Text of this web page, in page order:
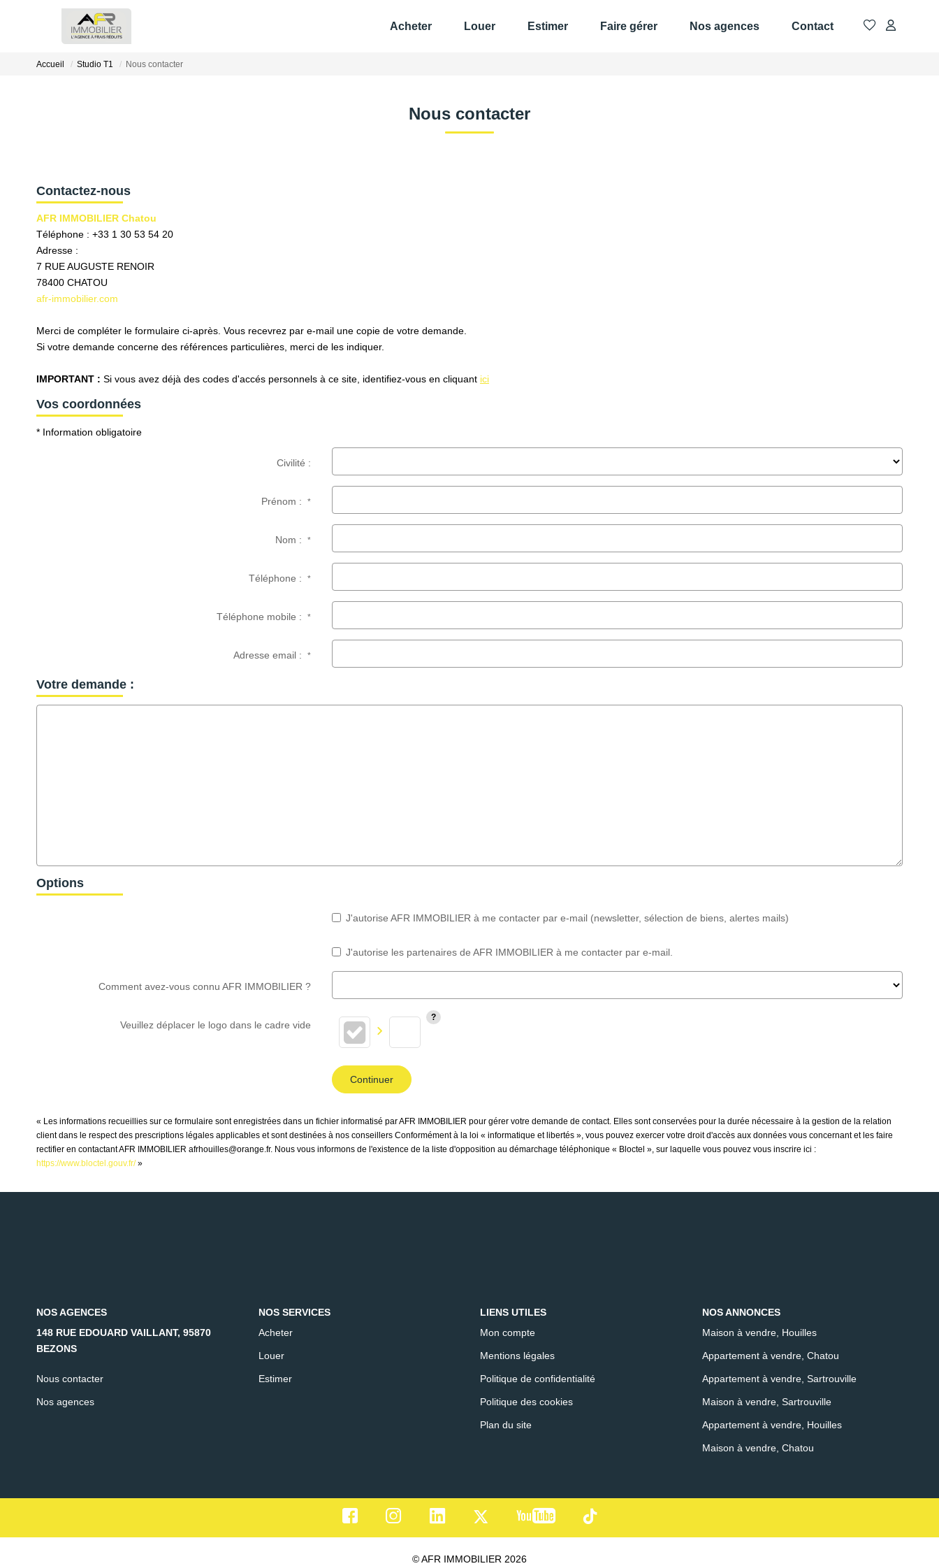
Acheter Louer Estimer Faire gérer Nos agences Contact
Accueil Studio T1 Nous contacter
Nous contacter
Contactez-nous
AFR IMMOBILIER Chatou
Téléphone : +33 1 30 53 54 20
Adresse :
7 RUE AUGUSTE RENOIR
78400 CHATOU
afr-immobilier.com
Merci de compléter le formulaire ci-après. Vous recevrez par e-mail une copie de votre demande.
Si votre demande concerne des références particulières, merci de les indiquer.
IMPORTANT : Si vous avez déjà des codes d'accés personnels à ce site, identifiez-vous en cliquant ici
Vos coordonnées
* Information obligatoire
Civilité :
Prénom :*
Nom :*
Téléphone :*
Téléphone mobile :*
Adresse email :*
Votre demande :
Options
J'autorise AFR IMMOBILIER à me contacter par e-mail (newsletter, sélection de biens, alertes mails)
J'autorise les partenaires de AFR IMMOBILIER à me contacter par e-mail.
Comment avez-vous connu AFR IMMOBILIER ?
Veuillez déplacer le logo dans le cadre vide
Continuer
« Les informations recueillies sur ce formulaire sont enregistrées dans un fichier informatisé par AFR IMMOBILIER pour gérer votre demande de contact. Elles sont conservées pour la durée nécessaire à la gestion de la relation
client dans le respect des prescriptions légales applicables et sont destinées à nos conseillers Conformément à la loi « informatique et libertés », vous pouvez exercer votre droit d'accès aux données vous concernant et les faire
rectifier en contactant AFR IMMOBILIER afrhouilles@orange.fr. Nous vous informons de l'existence de la liste d'opposition au démarchage téléphonique « Bloctel », sur laquelle vous pouvez vous inscrire ici :
https://www.bloctel.gouv.fr/»
NOS AGENCES
148 RUE EDOUARD VAILLANT, 95870
BEZONS
Nous contacter
Nos agences
NOS SERVICES
Acheter
Louer
Estimer
LIENS UTILES
Mon compte
Mentions légales
Politique de confidentialité
Politique des cookies
Plan du site
NOS ANNONCES
Maison à vendre, Houilles
Appartement à vendre, Chatou
Appartement à vendre, Sartrouville
Maison à vendre, Sartrouville
Appartement à vendre, Houilles
Maison à vendre, Chatou
© AFR IMMOBILIER 2026